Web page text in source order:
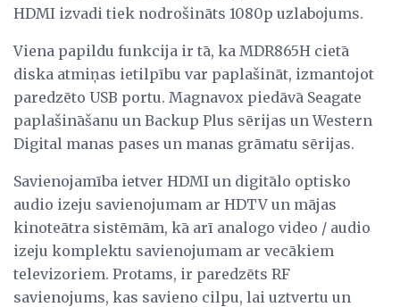
HDMI izvadi tiek nodrošināts 1080p uzlabojums.
Viena papildu funkcija ir tā, ka MDR865H cietā
diska atmiņas ietilpību var paplašināt, izmantojot
paredzēto USB portu. Magnavox piedāvā Seagate
paplašināšanu un Backup Plus sērijas un Western
Digital manas pases un manas grāmatu sērijas.
Savienojamība ietver HDMI un digitālo optisko
audio izeju savienojumam ar HDTV un mājas
kinoteātra sistēmām, kā arī analogo video / audio
izeju komplektu savienojumam ar vecākiem
televizoriem. Protams, ir paredzēts RF
savienojums, kas savieno cilpu, lai uztvertu un